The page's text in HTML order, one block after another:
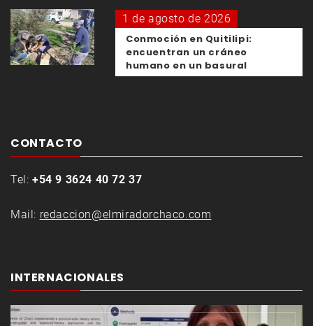
1 de agosto de 2026
Conmoción en Quitilipi:
encuentran un cráneo
humano en un basural
CONTACTO
Tel: +54 9 3624 40 72 37
Mail: redaccion@elmiradorchaco.com
INTERNACIONALES